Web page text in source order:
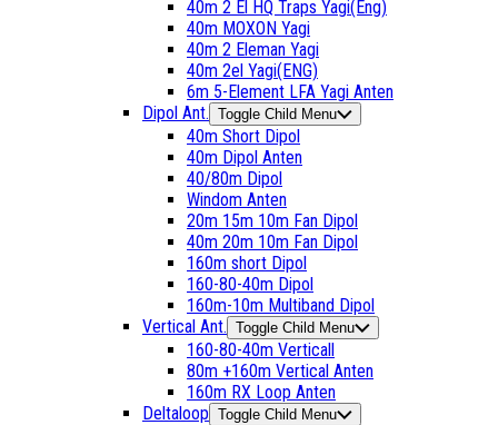
40m 2 El HQ Traps Yagi(Eng)
40m MOXON Yagi
40m 2 Eleman Yagi
40m 2el Yagi(ENG)
6m 5-Element LFA Yagi Anten
Dipol Ant. Toggle Child Menu
40m Short Dipol
40m Dipol Anten
40/80m Dipol
Windom Anten
20m 15m 10m Fan Dipol
40m 20m 10m Fan Dipol
160m short Dipol
160-80-40m Dipol
160m-10m Multiband Dipol
Vertical Ant. Toggle Child Menu
160-80-40m Verticall
80m +160m Vertical Anten
160m RX Loop Anten
Deltaloop Toggle Child Menu